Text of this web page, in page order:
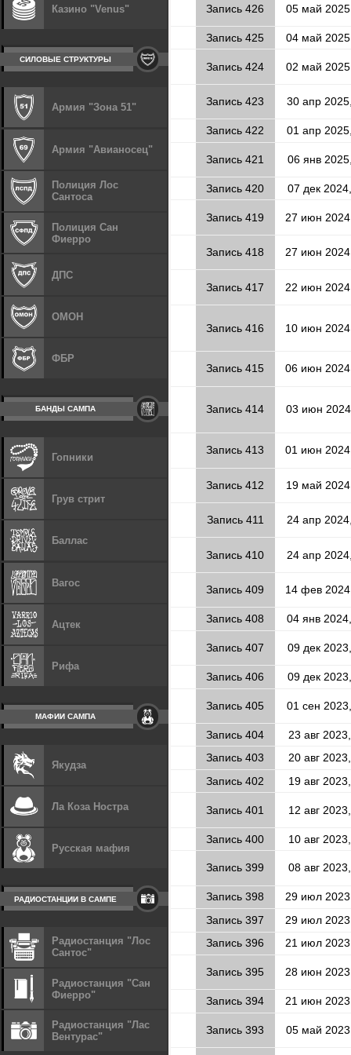
Запись 426 05 май
Запись 425 04 май
Запись 424 02 май
Запись 423 30 апр
Запись 422 01 апр
Запись 421 06 янв
Запись 420 07 дек
Запись 419 27 июн
Запись 418 27 июн
Запись 417 22 июн
Запись 416 10 июн
Запись 415 06 июн
Запись 414 03 июн
Запись 413 01 июн
Запись 412 19 май
Запись 411 24 апр
Запись 410 24 апр
Запись 409 14 фев
Запись 408 04 янв
Запись 407 09 дек
Запись 406 09 дек
Запись 405 01 сен
Запись 404
23 авг
Запись 403
20 авг
Запись 402
19 авг
Запись 401 12 авг
Запись 400 10 авг
Запись 399 08 авг
Запись 398
29 июл
Запись 397
29 июл
Запись 396
21 июл
Запись 395 28 июн
Запись 394 21 июн
Запись 393 05 май
Казино "Venus"
СИЛОВЫЕ СТРУКТУРЫ
Армия "Зона 51"
Армия "Авианосец"
Полиция Лос
Сантоса
Полиция Сан
Фиерро
ДПС
ОМОН
ФБР
БАНДЫ САМПА
Гопники
Грув стрит
Баллас
Вагос
Ацтек
Рифа
МАФИИ САМПА
Якудза
Ла Коза Ностра
Русская мафия
РАДИОСТАНЦИИ В САМПЕ
Радиостанция "Лос
Сантос"
Радиостанция "Сан
Фиерро"
Радиостанция "Лас
Вентурас"